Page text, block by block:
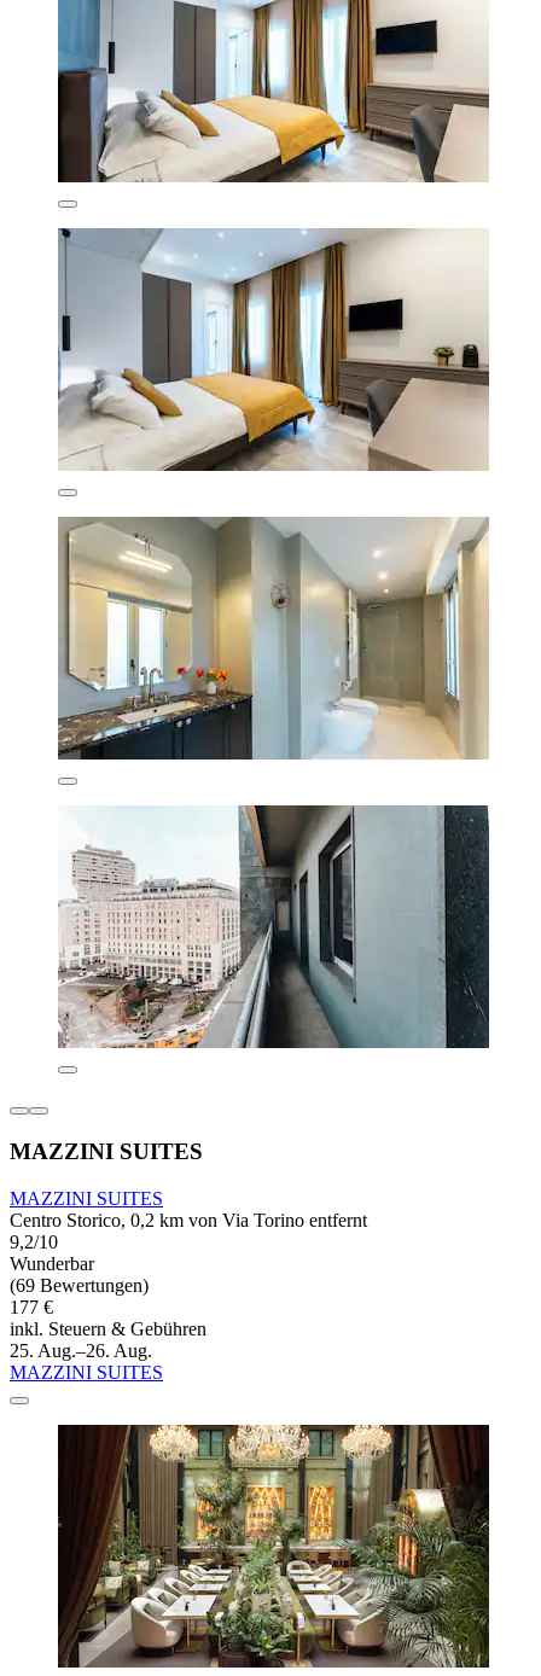
MAZZINI SUITES
MAZZINI SUITES
Centro Storico, 0,2 km von Via Torino entfernt
9,2/10
Wunderbar
(69 Bewertungen)
177 €
inkl. Steuern & Gebühren
25. Aug.–26. Aug.
MAZZINI SUITES